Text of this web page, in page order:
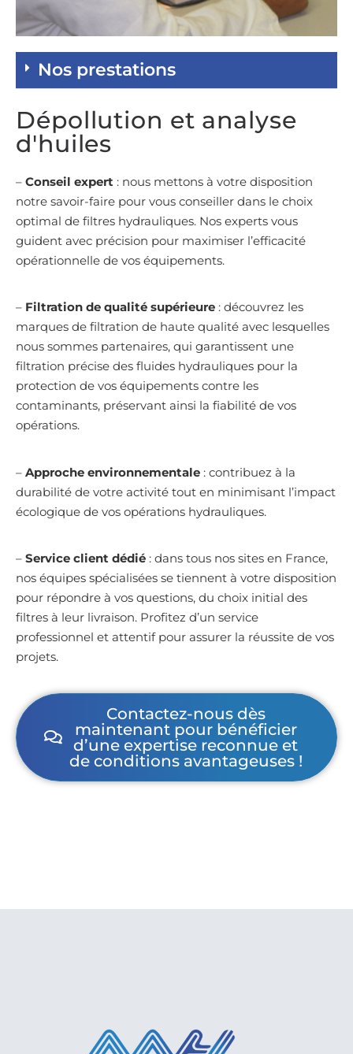
Nos prestations
Dépollution et analyse
d'huiles
– Conseil expert : nous mettons à votre disposition
notre savoir-faire pour vous conseiller dans le choix
optimal de filtres hydrauliques. Nos experts vous
guident avec précision pour maximiser l’efficacité
opérationnelle de vos équipements.
– Filtration de qualité supérieure : découvrez les
marques de filtration de haute qualité avec lesquelles
nous sommes partenaires, qui garantissent une
filtration précise des fluides hydrauliques pour la
protection de vos équipements contre les
contaminants, préservant ainsi la fiabilité de vos
opérations.
– Approche environnementale : contribuez à la
durabilité de votre activité tout en minimisant l’impact
écologique de vos opérations hydrauliques.
– Service client dédié : dans tous nos sites en France,
nos équipes spécialisées se tiennent à votre disposition
pour répondre à vos questions, du choix initial des
filtres à leur livraison. Profitez d’un service
professionnel et attentif pour assurer la réussite de vos
projets.
Contactez-nous dès
maintenant pour bénéficier
d’une expertise reconnue et
de conditions avantageuses !